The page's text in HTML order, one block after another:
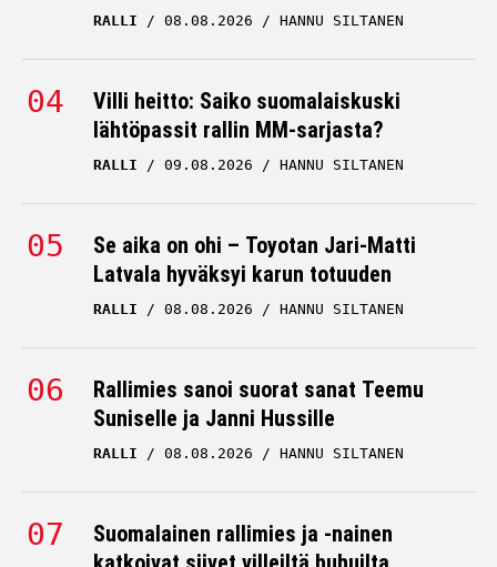
RALLI 08.08.2026 HANNU SILTANEN
Villi heitto: Saiko suomalaiskuski
lähtöpassit rallin MM-sarjasta?
RALLI 09.08.2026 HANNU SILTANEN
Se aika on ohi – Toyotan Jari-Matti
Latvala hyväksyi karun totuuden
RALLI 08.08.2026 HANNU SILTANEN
Rallimies sanoi suorat sanat Teemu
Suniselle ja Janni Hussille
RALLI 08.08.2026 HANNU SILTANEN
Suomalainen rallimies ja -nainen